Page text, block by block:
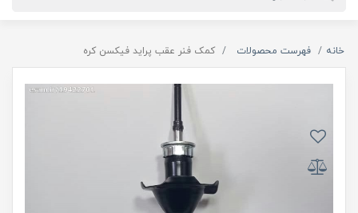
خانه فهرست محصولات کمک فنر عقب پراید فیکسن کره